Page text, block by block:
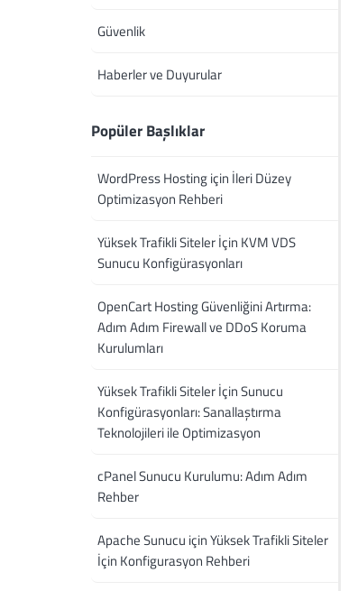
Güvenlik
Haberler ve Duyurular
Popüler Başlıklar
WordPress Hosting için İleri Düzey
Optimizasyon Rehberi
Yüksek Trafikli Siteler İçin KVM VDS
Sunucu Konfigürasyonları
OpenCart Hosting Güvenliğini Artırma:
Adım Adım Firewall ve DDoS Koruma
Kurulumları
Yüksek Trafikli Siteler İçin Sunucu
Konfigürasyonları: Sanallaştırma
Teknolojileri ile Optimizasyon
cPanel Sunucu Kurulumu: Adım Adım
Rehber
Apache Sunucu için Yüksek Trafikli Siteler
İçin Konfigurasyon Rehberi